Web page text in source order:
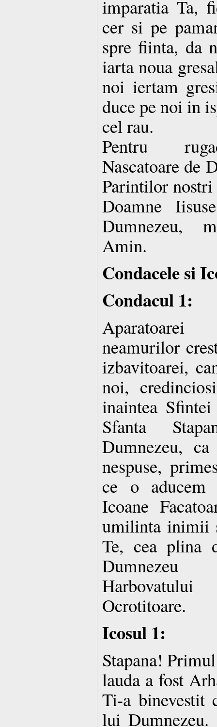
imparatia Ta,
cer si pe
spre fiinta, da
iarta noua
noi iertam
duce pe noi in
cel rau.
Pentru
Nascatoare de
Parintilor
Doamne
Dumnezeu,
Amin.
Condacele si
Condacul 1:
neamurilor
izbavitoarei,
noi,
inaintea
Sfanta
Dumnezeu,
nespuse,
ce o aducem
Icoane
umilinta inimii
Te, cea plina
Dumnezeu
Ocrotitoare.
Icosul 1:
Stapana!
lauda a fost
Ti-a binevestit
lui Dumnezeu.